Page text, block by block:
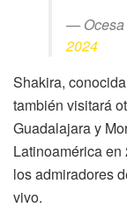
— Ocesa
2024
Shakira,
también visitará
Guadalajara y
Latinoamérica
los admiradores
vivo.